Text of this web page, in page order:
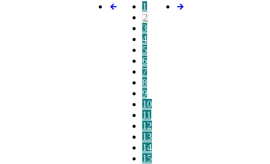
1
2
3
4
5
6
7
8
9
10
11
12
13
14
15